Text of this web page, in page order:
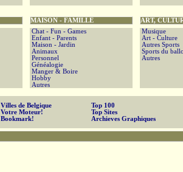
MAISON - FAMILLE
Chat - Fun - Games
Enfant - Parents
Maison - Jardin
Animaux
Personnel
Généalogie
Manger & Boire
Hobby
Autres
ART,
Musique
Art - Culture
Autres Sports
Sports du
Autres
Villes de Belgique
Votre Moteur!
Bookmark!
Top 100
Top Sites
Archieves Graphiques